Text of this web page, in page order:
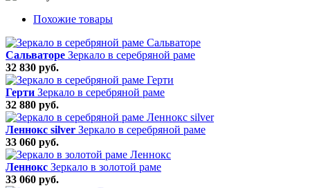
Похожие товары
Сальваторе Зеркало в серебряной раме
32 830 руб.
Герти Зеркало в серебряной раме
32 880 руб.
Леннокс silver Зеркало в серебряной раме
33 060 руб.
Леннокс Зеркало в золотой раме
33 060 руб.